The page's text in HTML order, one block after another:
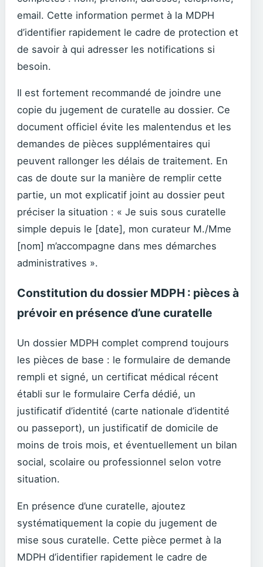
email. Cette information permet à la MDPH
d’identifier rapidement le cadre de protection et
de savoir à qui adresser les notifications si
besoin.
Il est fortement recommandé de joindre une
copie du jugement de curatelle au dossier. Ce
document officiel évite les malentendus et les
demandes de pièces supplémentaires qui
peuvent rallonger les délais de traitement. En
cas de doute sur la manière de remplir cette
partie, un mot explicatif joint au dossier peut
préciser la situation : « Je suis sous curatelle
simple depuis le [date], mon curateur M./Mme
[nom] m’accompagne dans mes démarches
administratives ».
Constitution du dossier MDPH : pièces à
prévoir en présence d’une curatelle
Un dossier MDPH complet comprend toujours
les pièces de base : le formulaire de demande
rempli et signé, un certificat médical récent
établi sur le formulaire Cerfa dédié, un
justificatif d’identité (carte nationale d’identité
ou passeport), un justificatif de domicile de
moins de trois mois, et éventuellement un bilan
social, scolaire ou professionnel selon votre
situation.
En présence d’une curatelle, ajoutez
systématiquement la copie du jugement de
mise sous curatelle. Cette pièce permet à la
MDPH d’identifier rapidement le cadre de